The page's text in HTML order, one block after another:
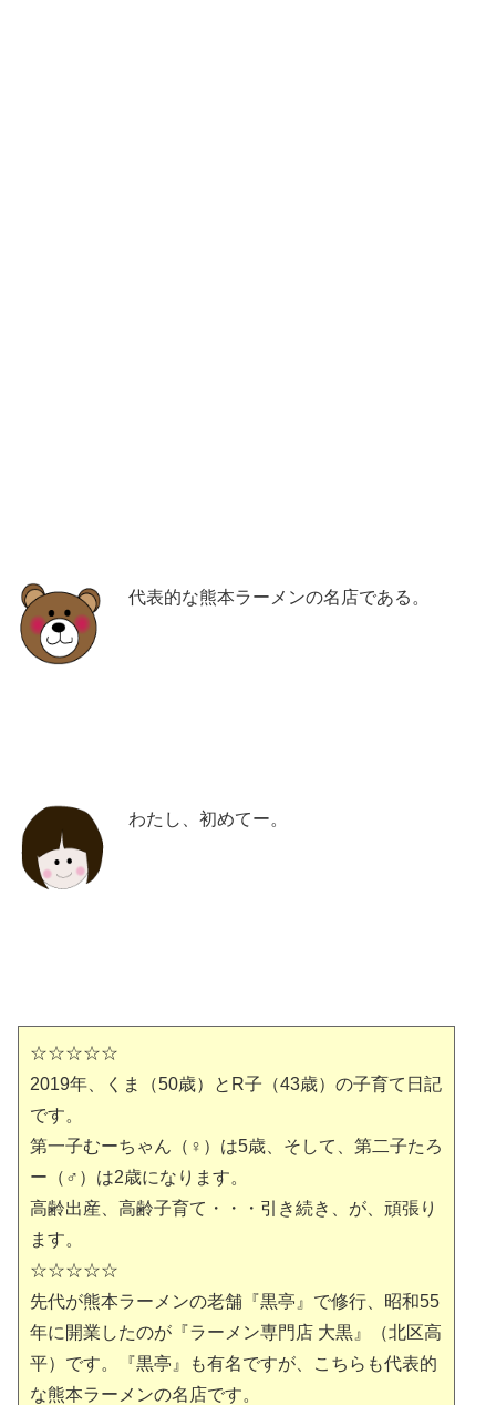
代表的な熊本ラーメンの名店である。
わたし、初めてー。
☆☆☆☆☆
2019年、くま（50歳）とR子（43歳）の子育て日記
です。
第一子むーちゃん（♀）は5歳、そして、第二子たろ
ー（♂）は2歳になります。
高齢出産、高齢子育て・・・引き続き、が、頑張り
ます。
☆☆☆☆☆
先代が熊本ラーメンの老舗『黒亭』で修行、昭和55
年に開業したのが『ラーメン専門店 大黒』（北区高
平）です。『黒亭』も有名ですが、こちらも代表的
な熊本ラーメンの名店です。